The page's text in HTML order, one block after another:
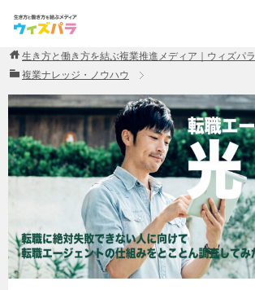
生き方と働き方を結ぶ複業推進メディア｜ウィズパラ
複業ナレッジ・ノウハウ